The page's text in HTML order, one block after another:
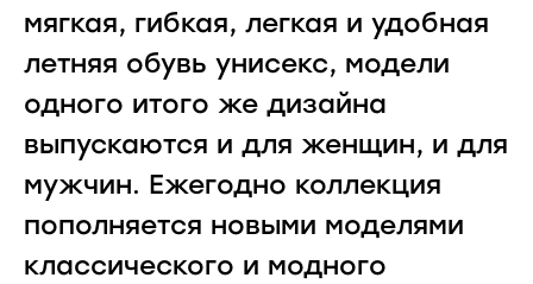
мягкая, гибкая, легкая и удобная
летняя обувь унисекс, модели
одного итого же дизайна
выпускаются и для женщин, и для
мужчин. Ежегодно коллекция
пополняется новыми моделями
классического и модного